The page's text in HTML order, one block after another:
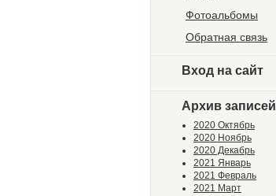
Фотоальбомы
Обратная связь
Вход на сайт
Архив записей
2020 Октябрь
2020 Ноябрь
2020 Декабрь
2021 Январь
2021 Февраль
2021 Март